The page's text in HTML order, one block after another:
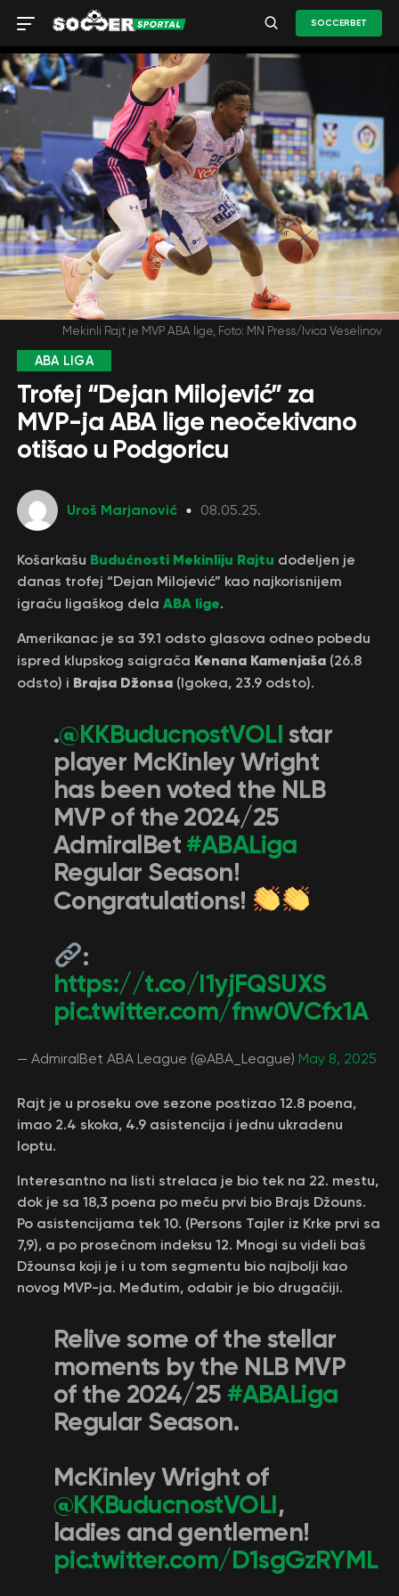
SOCCERBET
Mekinli Rajt je MVP ABA lige, Foto: MN Press/Ivica Veselinov
ABA LIGA
Trofej “Dejan Milojević” za
MVP-ja ABA lige neočekivano
otišao u Podgoricu
Uroš Marjanović 08.05.25.
Košarkašu Budućnosti Mekinliju Rajtu dodeljen je
danas trofej “Dejan Milojević” kao najkorisnijem
igraču ligaškog dela ABA lige.
Amerikanac je sa 39.1 odsto glasova odneo pobedu
ispred klupskog saigrača Kenana Kamenjaša(26.8
odsto) i Brajsa Džonsa (Igokea, 23.9 odsto).
.@KKBuducnostVOLI star
player McKinley Wright
has been voted the NLB
MVP of the 2024/25
AdmiralBet#ABALiga
Regular Season!
Congratulations!
:
https://t.co/I1yjFQSUXS
pic.twitter.com/fnw0VCfx1A
— AdmiralBet ABA League (@ABA_League) May 8, 2025
Rajt je u proseku ove sezone postizao 12.8 poena,
imao 2.4 skoka, 4.9 asistencija i jednu ukradenu
loptu.
Interesantno na listi strelaca je bio tek na 22. mestu,
dok je sa 18,3 poena po meču prvi bio Brajs Džouns.
Po asistencijama tek 10. (Persons Tajler iz Krke prvi sa
7,9), a po prosečnom indeksu 12. Mnogi su videli baš
Džounsa koji je i u tom segmentu bio najbolji kao
novog MVP-ja. Međutim, odabir je bio drugačiji.
Relive some of the stellar
moments by the NLB MVP
of the 2024/25#ABALiga
Regular Season.
McKinley Wright of
@KKBuducnostVOLI,
ladies and gentlemen!
pic.twitter.com/D1sgGzRYML